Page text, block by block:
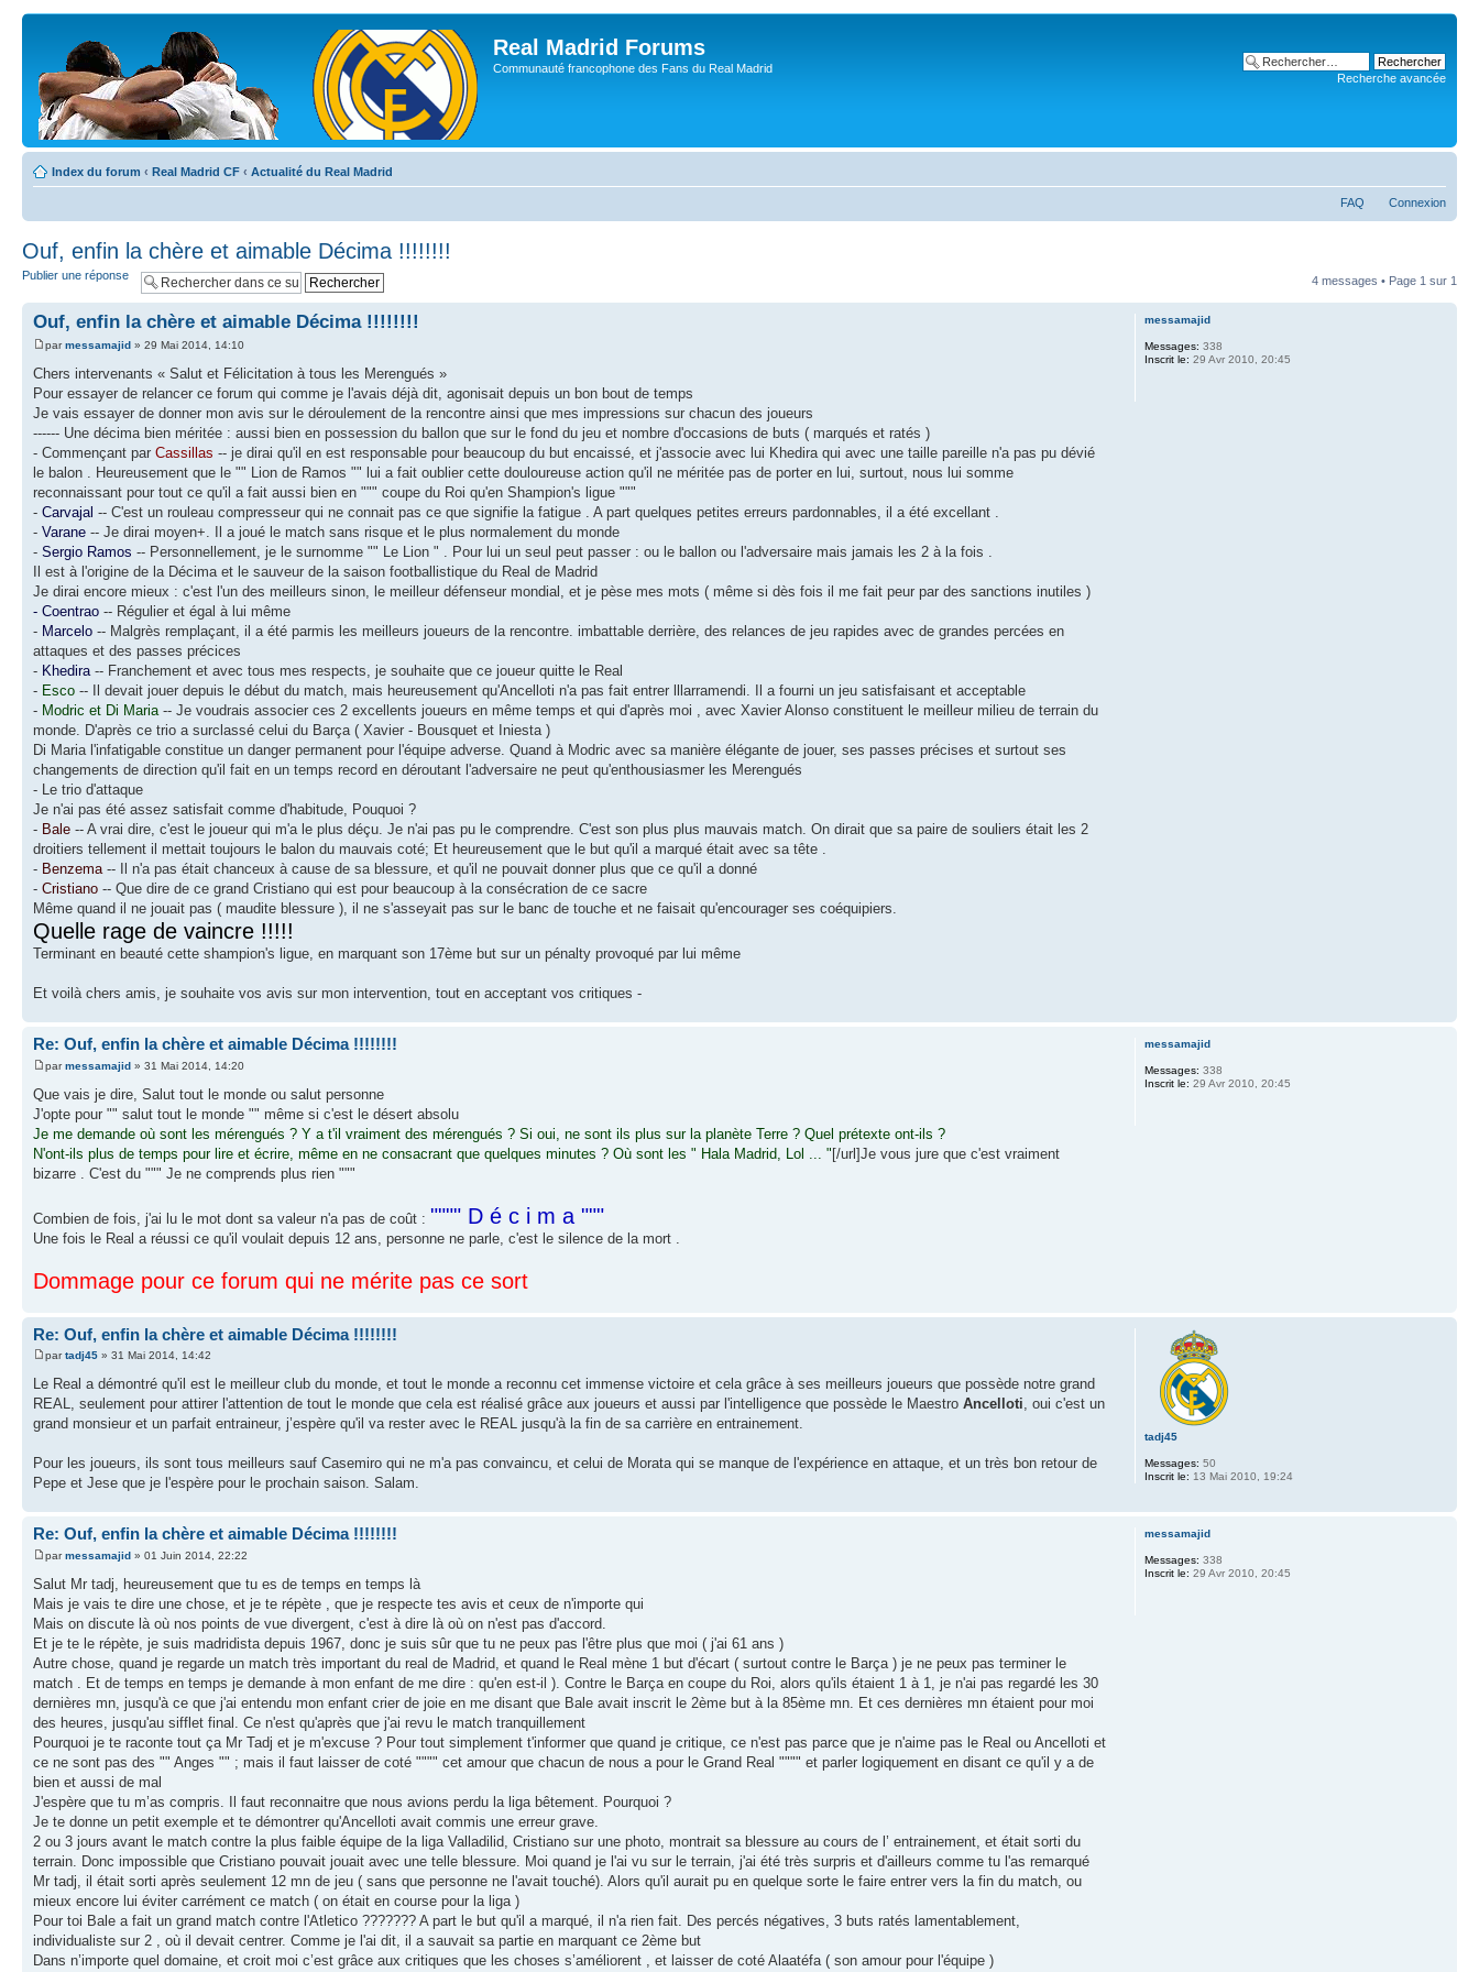
Real Madrid Forums
Communauté francophone des Fans du Real Madrid
Recherche avancée
Index du forum ‹ Real Madrid CF ‹ Actualité du Real Madrid
FAQ Connexion
Ouf, enfin la chère et aimable Décima !!!!!!!!
Publier une réponse 4 messages • Page 1 sur 1
Ouf, enfin la chère et aimable Décima !!!!!!!!
parmessamajid » 29 Mai 2014, 14:10
Chers intervenants « Salut et Félicitation à tous les Merengués »
Pour essayer de relancer ce forum qui comme je l'avais déjà dit, agonisait depuis un bon bout de temps
Je vais essayer de donner mon avis sur le déroulement de la rencontre ainsi que mes impressions sur chacun des joueurs
------ Une décima bien méritée : aussi bien en possession du ballon que sur le fond du jeu et nombre d'occasions de buts ( marqués et ratés )
- Commençant par Cassillas -- je dirai qu'il en est responsable pour beaucoup du but encaissé, et j'associe avec lui Khedira qui avec une taille pareille n'a pas pu dévié
le balon . Heureusement que le "" Lion de Ramos "" lui a fait oublier cette douloureuse action qu'il ne méritée pas de porter en lui, surtout, nous lui somme
reconnaissant pour tout ce qu'il a fait aussi bien en """ coupe du Roi qu'en Shampion's ligue """
- Carvajal -- C'est un rouleau compresseur qui ne connait pas ce que signifie la fatigue . A part quelques petites erreurs pardonnables, il a été excellant .
- Varane -- Je dirai moyen+. Il a joué le match sans risque et le plus normalement du monde
- Sergio Ramos -- Personnellement, je le surnomme "" Le Lion " . Pour lui un seul peut passer : ou le ballon ou l'adversaire mais jamais les 2 à la fois .
Il est à l'origine de la Décima et le sauveur de la saison footballistique du Real de Madrid
Je dirai encore mieux : c'est l'un des meilleurs sinon, le meilleur défenseur mondial, et je pèse mes mots ( même si dès fois il me fait peur par des sanctions inutiles )
- Coentrao -- Régulier et égal à lui même
- Marcelo -- Malgrès remplaçant, il a été parmis les meilleurs joueurs de la rencontre. imbattable derrière, des relances de jeu rapides avec de grandes percées en
attaques et des passes précices
- Khedira-- Franchement et avec tous mes respects, je souhaite que ce joueur quitte le Real
- Esco -- Il devait jouer depuis le début du match, mais heureusement qu'Ancelloti n'a pas fait entrer lllarramendi. Il a fourni un jeu satisfaisant et acceptable
- Modric et Di Maria-- Je voudrais associer ces 2 excellents joueurs en même temps et qui d'après moi , avec Xavier Alonso constituent le meilleur milieu de terrain du
monde. D'après ce trio a surclassé celui du Barça ( Xavier - Bousquet et Iniesta )
Di Maria l'infatigable constitue un danger permanent pour l'équipe adverse. Quand à Modric avec sa manière élégante de jouer, ses passes précises et surtout ses
changements de direction qu'il fait en un temps record en déroutant l'adversaire ne peut qu'enthousiasmer les Merengués
- Le trio d'attaque
Je n'ai pas été assez satisfait comme d'habitude, Pouquoi ?
- Bale -- A vrai dire, c'est le joueur qui m'a le plus déçu. Je n'ai pas pu le comprendre. C'est son plus plus mauvais match. On dirait que sa paire de souliers était les 2
droitiers tellement il mettait toujours le balon du mauvais coté; Et heureusement que le but qu'il a marqué était avec sa tête .
- Benzema-- Il n'a pas était chanceux à cause de sa blessure, et qu'il ne pouvait donner plus que ce qu'il a donné
- Cristiano -- Que dire de ce grand Cristiano qui est pour beaucoup à la consécration de ce sacre
Même quand il ne jouait pas ( maudite blessure ), il ne s'asseyait pas sur le banc de touche et ne faisait qu'encourager ses coéquipiers.
Quelle rage de vaincre !!!!!
Terminant en beauté cette shampion's ligue, en marquant son 17ème but sur un pénalty provoqué par lui même
Et voilà chers amis, je souhaite vos avis sur mon intervention, tout en acceptant vos critiques -
messamajid
Messages: 338
Inscrit le: 29 Avr 2010, 20:45
Re: Ouf, enfin la chère et aimable Décima !!!!!!!!
parmessamajid » 31 Mai 2014, 14:20
Que vais je dire, Salut tout le monde ou salut personne
J'opte pour "" salut tout le monde "" même si c'est le désert absolu
Je me demande où sont les mérengués ? Y a t'il vraiment des mérengués ? Si oui, ne sont ils plus sur la planète Terre ? Quel prétexte ont-ils ?
N'ont-ils plus de temps pour lire et écrire, même en ne consacrant que quelques minutes ? Où sont les " Hala Madrid, Lol ... "[/url]Je vous jure que c'est vraiment
bizarre . C'est du """ Je ne comprends plus rien """
Combien de fois, j'ai lu le mot dont sa valeur n'a pas de coût : """" D é c i m a """
Une fois le Real a réussi ce qu'il voulait depuis 12 ans, personne ne parle, c'est le silence de la mort .
Dommage pour ce forum qui ne mérite pas ce sort
messamajid
Messages: 338
Inscrit le: 29 Avr 2010, 20:45
Re: Ouf, enfin la chère et aimable Décima !!!!!!!!
partadj45 » 31 Mai 2014, 14:42
Le Real a démontré qu'il est le meilleur club du monde, et tout le monde a reconnu cet immense victoire et cela grâce à ses meilleurs joueurs que possède notre grand
REAL, seulement pour attirer l'attention de tout le monde que cela est réalisé grâce aux joueurs et aussi par l'intelligence que possède le Maestro Ancelloti, oui c'est un
grand monsieur et un parfait entraineur, j’espère qu'il va rester avec le REAL jusqu'à la fin de sa carrière en entrainement.
Pour les joueurs, ils sont tous meilleurs sauf Casemiro qui ne m'a pas convaincu, et celui de Morata qui se manque de l'expérience en attaque, et un très bon retour de
Pepe et Jese que je l'espère pour le prochain saison. Salam.
tadj45
Messages: 50
Inscrit le: 13 Mai 2010, 19:24
Re: Ouf, enfin la chère et aimable Décima !!!!!!!!
parmessamajid » 01 Juin 2014, 22:22
Salut Mr tadj, heureusement que tu es de temps en temps là
Mais je vais te dire une chose, et je te répète , que je respecte tes avis et ceux de n'importe qui
Mais on discute là où nos points de vue divergent, c'est à dire là où on n'est pas d'accord.
Et je te le répète, je suis madridista depuis 1967, donc je suis sûr que tu ne peux pas l'être plus que moi ( j'ai 61 ans )
Autre chose, quand je regarde un match très important du real de Madrid, et quand le Real mène 1 but d'écart ( surtout contre le Barça ) je ne peux pas terminer le
match . Et de temps en temps je demande à mon enfant de me dire : qu'en est-il ). Contre le Barça en coupe du Roi, alors qu'ils étaient 1 à 1, je n'ai pas regardé les 30
dernières mn, jusqu'à ce que j'ai entendu mon enfant crier de joie en me disant que Bale avait inscrit le 2ème but à la 85ème mn. Et ces dernières mn étaient pour moi
des heures, jusqu'au sifflet final. Ce n'est qu'après que j'ai revu le match tranquillement
Pourquoi je te raconte tout ça Mr Tadj et je m'excuse ? Pour tout simplement t'informer que quand je critique, ce n'est pas parce que je n'aime pas le Real ou Ancelloti et
ce ne sont pas des "" Anges "" ; mais il faut laisser de coté """" cet amour que chacun de nous a pour le Grand Real """" et parler logiquement en disant ce qu'il y a de
bien et aussi de mal
J'espère que tu m’as compris. Il faut reconnaitre que nous avions perdu la liga bêtement. Pourquoi ?
Je te donne un petit exemple et te démontrer qu'Ancelloti avait commis une erreur grave.
2 ou 3 jours avant le match contre la plus faible équipe de la liga Valladilid, Cristiano sur une photo, montrait sa blessure au cours de l’ entrainement, et était sorti du
terrain. Donc impossible que Cristiano pouvait jouait avec une telle blessure. Moi quand je l'ai vu sur le terrain, j'ai été très surpris et d'ailleurs comme tu l'as remarqué
Mr tadj, il était sorti après seulement 12 mn de jeu ( sans que personne ne l'avait touché). Alors qu'il aurait pu en quelque sorte le faire entrer vers la fin du match, ou
mieux encore lui éviter carrément ce match ( on était en course pour la liga )
Pour toi Bale a fait un grand match contre l'Atletico ??????? A part le but qu'il a marqué, il n'a rien fait. Des percés négatives, 3 buts ratés lamentablement,
individualiste sur 2 , où il devait centrer. Comme je l'ai dit, il a sauvait sa partie en marquant ce 2ème but
Dans n’importe quel domaine, et croit moi c’est grâce aux critiques que les choses s’améliorent , et laisser de coté Alaatéfa ( son amour pour l'équipe )
messamajid
Messages: 338
Inscrit le: 29 Avr 2010, 20:45